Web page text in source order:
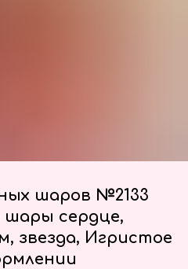
шаров №2133
шары сердце,
звезда, Игристое